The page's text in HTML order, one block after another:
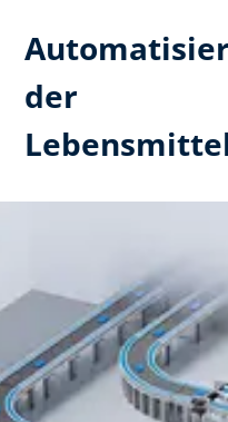
der